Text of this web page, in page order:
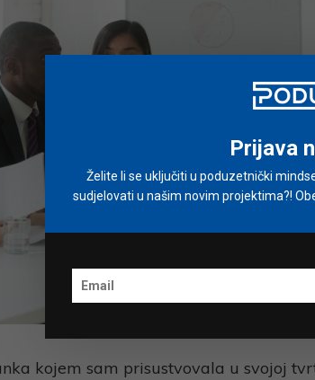
kojem sam prisustvovala u svojoj
Prijava
Želite li se uključiti u poduzetnički
sudjelovati u našim novim projektima?!